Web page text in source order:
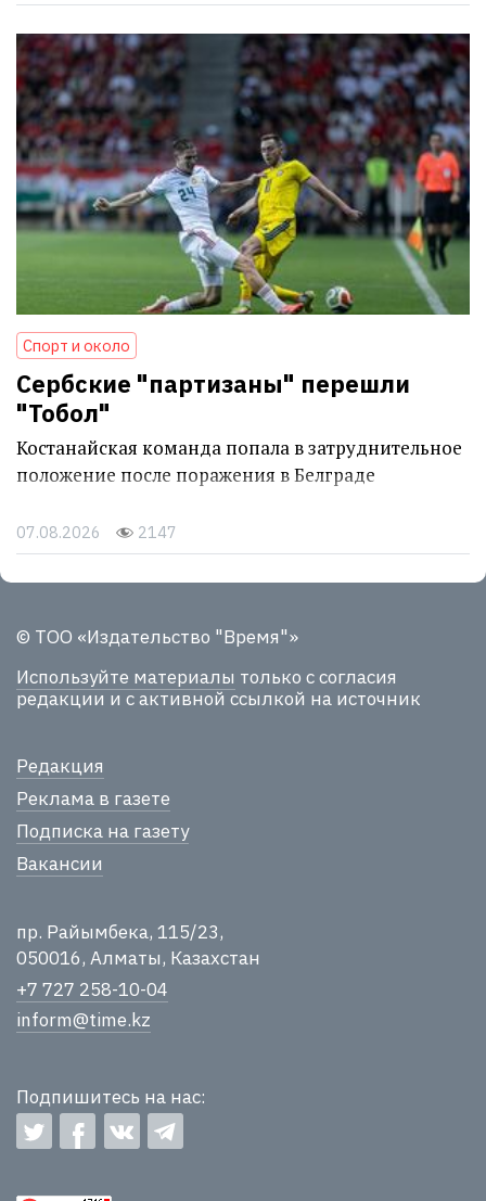
Спорт и около
Сербские "партизаны" перешли
"Тобол"
Костанайская команда попала в затруднительное
положение после поражения в Белграде
07.08.2026 2147
© ТОО «Издательство "Время"»
Используйте материалы только с согласия
редакции и с активной ссылкой на источник
Редакция
Реклама в газете
Подписка на газету
Вакансии
пр. Райымбека, 115/23,
050016, Алматы, Казахстан
+7 727 258-10-04
inform@time.kz
Подпишитесь на нас: